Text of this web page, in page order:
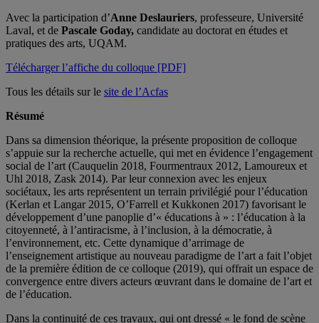
Avec la participation d’Anne Deslauriers, professeure, Université
Laval, et de Pascale Goday, candidate au doctorat en études et
pratiques des arts, UQAM.
Télécharger l’affiche du colloque [PDF]
Tous les détails sur le site de l’Acfas
Résumé
Dans sa dimension théorique, la présente proposition de colloque
s’appuie sur la recherche actuelle, qui met en évidence l’engagement
social de l’art (Cauquelin 2018, Fourmentraux 2012, Lamoureux et
Uhl 2018, Zask 2014). Par leur connexion avec les enjeux
sociétaux, les arts représentent un terrain privilégié pour l’éducation
(Kerlan et Langar 2015, O’Farrell et Kukkonen 2017) favorisant le
développement d’une panoplie d’« éducations à » : l’éducation à la
citoyenneté, à l’antiracisme, à l’inclusion, à la démocratie, à
l’environnement, etc. Cette dynamique d’arrimage de
l’enseignement artistique au nouveau paradigme de l’art a fait l’objet
de la première édition de ce colloque (2019), qui offrait un espace de
convergence entre divers acteurs œuvrant dans le domaine de l’art et
de l’éducation.
Dans la continuité de ces travaux, qui ont dressé « le fond de scène